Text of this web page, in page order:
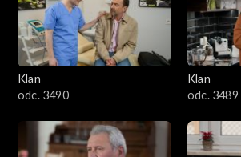
2801–2900
2701–2800
2501–2600
Klan
odc. 3490
Klan
odc. 3489